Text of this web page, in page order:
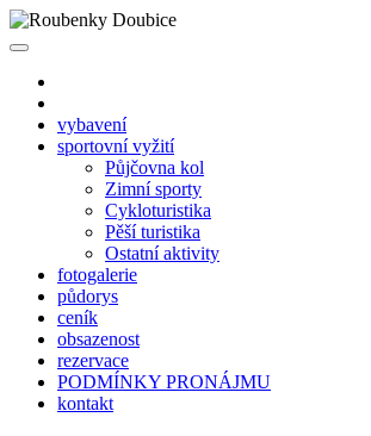
vybavení
sportovní vyžití
Půjčovna kol
Zimní sporty
Cykloturistika
Pěší turistika
Ostatní aktivity
fotogalerie
půdorys
ceník
obsazenost
rezervace
PODMÍNKY PRONÁJMU
kontakt